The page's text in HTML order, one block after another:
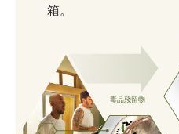
箱。
毒品殘留物